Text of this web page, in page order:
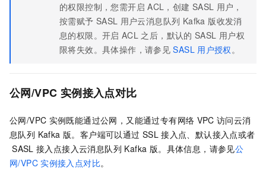
的权限控制，您需开启 ACL，创建 SASL 用户，
按需赋予 SASL 用户云消息队列 Kafka 版收发消
息的权限。开启 ACL 之后，默认的 SASL 用户权
限将失效。具体操作，请参见 SASL 用户授权。
公网/VPC 实例接入点对比
公网/VPC 实例既能通过公网，又能通过专有网络 VPC 访问云消
息队列 Kafka 版。客户端可以通过 SSL 接入点、默认接入点或者
SASL 接入点接入云消息队列 Kafka 版。具体信息，请参见公
网/VPC 实例接入点对比。